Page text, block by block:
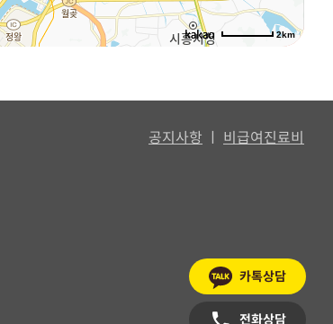
2km
공지사항 비급여진료비
카톡상담
전화상담